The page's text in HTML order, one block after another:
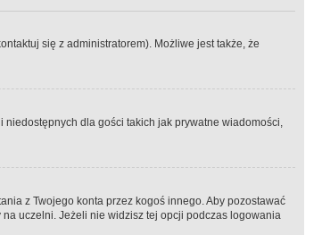
się z administratorem). Możliwe jest także, że
dla gości takich jak prywatne wiadomości,
z Twojego konta przez kogoś innego. Aby pozostawać
uczelni. Jeżeli nie widzisz tej opcji podczas logowania